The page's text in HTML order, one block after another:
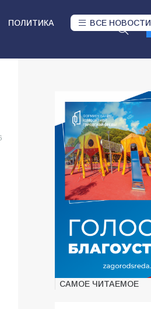
ПОЛИТИКА ВСЕ НОВОСТИ
САМОЕ ЧИТАЕМОЕ